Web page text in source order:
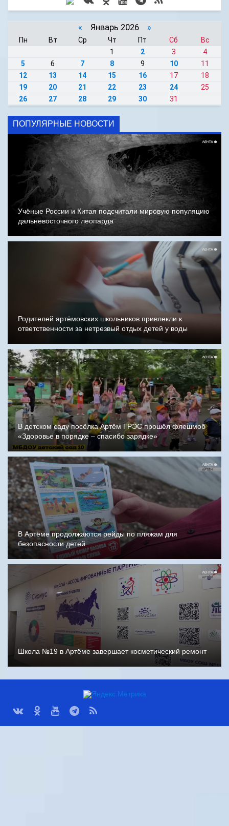
« Январь 2026 »
Пн Вт Ср Чт Пт Сб
Вс
1
2 3
4
5
6 7 8 9 10
11
12
13 14 15 16 17
18
19
20 21 22 23 24
25
26
27 28 29 30 31
ПОПУЛЯРНЫЕ НОВОСТИ
Учёные России и Китая подсчитали мировую популяцию
дальневосточного леопарда
Родителей артёмовских школьников привлекли к
ответственности за нетрезвый отдых детей у воды
В детском саду посёлка Артём ГРЭС прошёл флешмоб
«Здоровье в порядке – спасибо зарядке»
В Артёме продолжаются рейды по пляжам для
безопасности детей
Школа №19 в Артёме завершает косметический ремонт